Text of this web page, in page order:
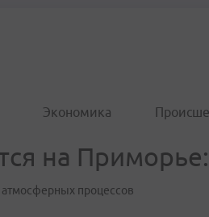
Экономика
на Приморье:
процессов